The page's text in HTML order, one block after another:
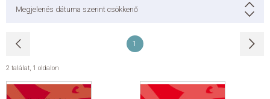
Megjelenés dátuma szerint csökkenő
1
2 találat, 1 oldalon
KÉZISZÓTÁR
EGYÉB SZÓTÁR